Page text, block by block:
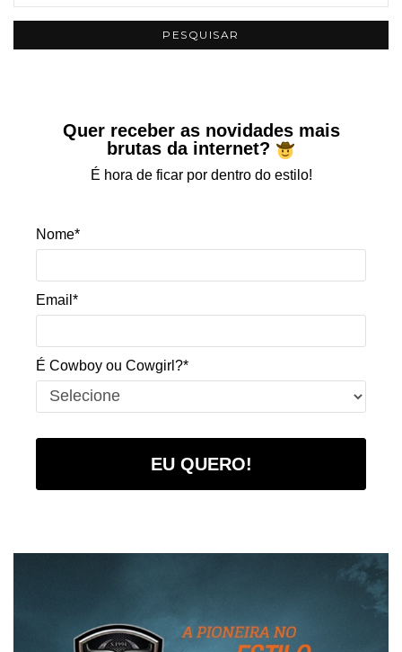
Quer receber as novidades mais
brutas da internet?
É hora de ficar por dentro do estilo!
Nome*
Email*
É Cowboy ou Cowgirl?*
EU QUERO!